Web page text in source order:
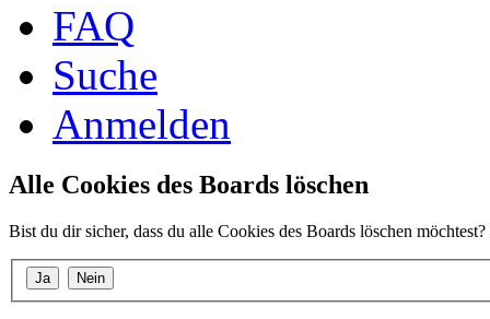
FAQ
Suche
Anmelden
Alle Cookies des Boards löschen
Bist du dir sicher, dass du alle Cookies des Boards löschen möchtest?